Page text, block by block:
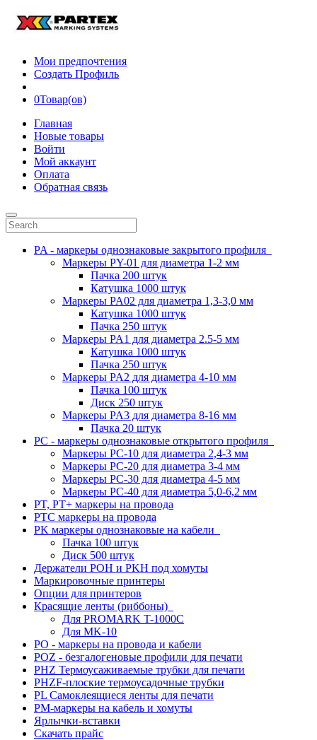
Мои предпочтения
Создать Профиль
0Товар(ов)
Главная
Новые товары
Войти
Мой аккаунт
Оплата
Обратная связь
PA - маркеры однознаковые закрытого профиля
Маркеры PY-01 для диаметра 1-2 мм
Пачка 200 штук
Катушка 1000 штук
Маркеры PA02 для диаметра 1,3-3,0 мм
Катушка 1000 штук
Пачка 250 штук
Маркеры PA1 для диаметра 2.5-5 мм
Катушка 1000 штук
Пачка 250 штук
Маркеры PA2 для диаметра 4-10 мм
Пачка 100 штук
Диск 250 штук
Маркеры PA3 для диаметра 8-16 мм
Пачка 20 штук
PC - маркеры однознаковые открытого профиля
Маркеры PC-10 для диаметра 2,4-3 мм
Маркеры PC-20 для диаметра 3-4 мм
Маркеры PC-30 для диаметра 4-5 мм
Маркеры PC-40 для диаметра 5,0-6,2 мм
PT, PT+ маркеры на провода
PTC маркеры на провода
PK маркеры однознаковые на кабели
Пачка 100 штук
Диск 500 штук
Держатели POH и PKH под хомуты
Маркировочные принтеры
Опции для принтеров
Красящие ленты (риббоны)
Для PROMARK T-1000C
Для MK-10
PO - маркеры на провода и кабели
POZ - безгалогеновые профили для печати
PHZ Термоусаживаемые трубки для печати
PHZF-плоские термоусадочные трубки
PL Самоклеящиеся ленты для печати
PM-маркеры на кабель и хомуты
Ярлычки-вставки
Скачать прайс